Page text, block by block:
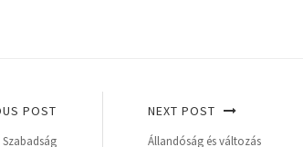
POST
Szabadság
NEXT POST
Állandóság és változás